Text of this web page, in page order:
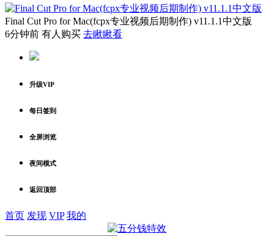
Final Cut Pro for Mac(fcpx专业视频后期制作) v11.1.1中文版
6分钟前 有人购买 去瞅瞅看
升级VIP
每日签到
全屏浏览
夜间模式
返回顶部
首页 发现 VIP 我的